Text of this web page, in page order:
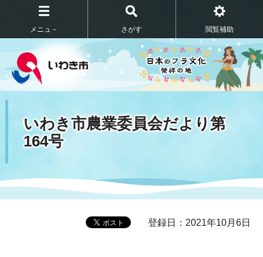
メニュ－ さがす 閲覧補助
いわき市農業委員会だより第
164号
登録日：2021年10月6日